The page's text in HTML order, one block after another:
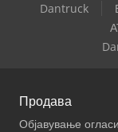
Dantruck
Продава
Објавување огласи